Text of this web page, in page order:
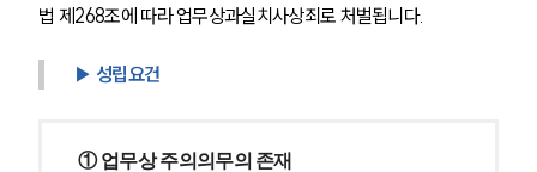
법 제268조에 따라 업무상과실치사상죄로 처벌됩니다.
▶ 성립요건
① 업무상 주의의무의 존재